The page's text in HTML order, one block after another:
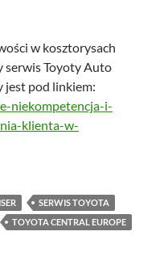
w kosztorysach
serwis Toyoty Auto
jest pod linkiem:
niekompetencja-i-
klienta-w-
SERWIS TOYOTA
TOYOTA CENTRAL EUROPE